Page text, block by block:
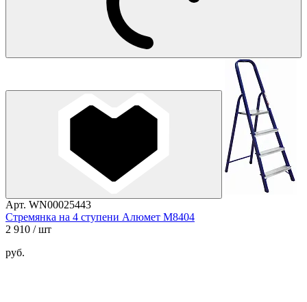
Арт. WN00025443
Стремянка на 4 ступени Алюмет М8404
2 910 / шт
руб.